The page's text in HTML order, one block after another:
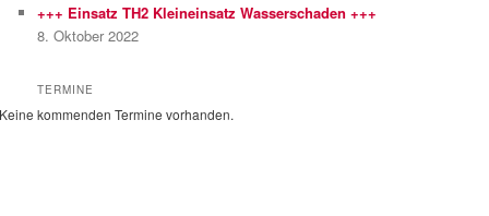
+++ Einsatz TH2 Kleineinsatz Wasserschaden +++
8. Oktober 2022
TERMINE
Keine kommenden Termine vorhanden.